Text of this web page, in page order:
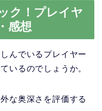
ク！プレイヤ
感想
んでいるプレイヤー
いるのでしょうか。
な奥深さを評価する